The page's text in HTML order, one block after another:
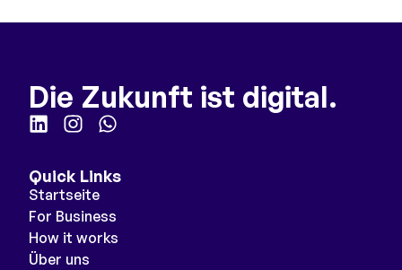
Die Zukunft ist digital.
Quick Links
Startseite
For Business
How it works
Über uns